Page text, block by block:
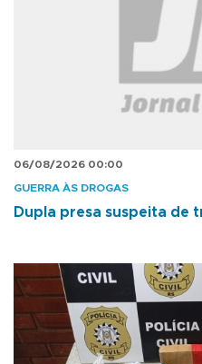
06/08/2026 00:00
GUERRA ÀS DROGAS
Dupla presa suspeita de